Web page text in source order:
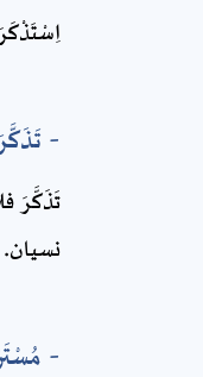
تَذَكَّرَ
تَذَكَّرَ
نسيان.